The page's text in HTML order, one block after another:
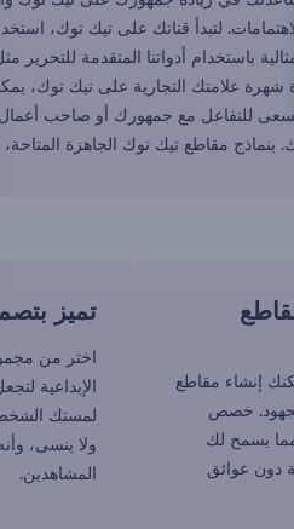
لتبدأ قناتك على تيك توك،
باستخدام أدواتنا المتقدمة
شهرة علامتك التجارية على تيك توك،
للتفاعل مع جمهورك أو صاحب
مقاطع تيك توك الجاهزة المتاحة،
إنشاء مقاطع
خصص
يسمح لك
دون عوائق
تميز
اختر من
الإبداعية
لمستك
ولا ينسى،
المشاهدين.